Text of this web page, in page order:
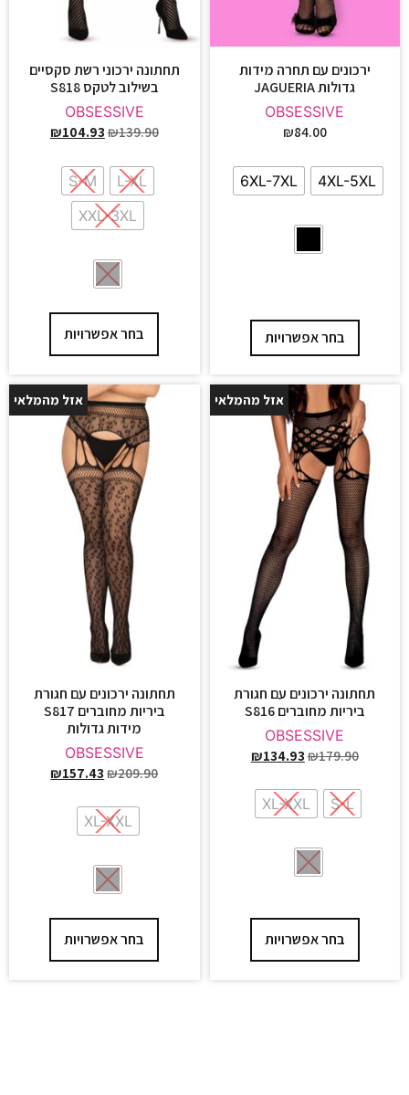
ירכונים עם תחרה מידות
גדולות JAGUERIA
OBSESSIVE
₪84.00
4XL-5XL
6XL-7XL
בחר אפשרויות
תחתונה ירכוני רשת סקסיים
בשילוב לטקס S818
OBSESSIVE
₪139.90
₪104.93
L-XL
S-M
XXL-3XL
בחר אפשרויות
25%
תחתונה ירכונים עם חגורת
ביריות מחוברים S816
OBSESSIVE
₪179.90
₪134.93
אזל מהמלאי
S-L
XL-XXL
בחר אפשרויות
25%
תחתונה ירכונים עם חגורת
ביריות מחוברים S817
מידות גדולות
OBSESSIVE
₪209.90
₪157.43
אזל מהמלאי
XL-XXL
בחר אפשרויות